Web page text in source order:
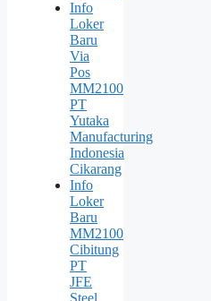
Info
Loker
Baru
Via
Pos
MM2100
PT
Yutaka
Manufacturing
Indonesia
Cikarang
Info
Loker
Baru
MM2100
Cibitung
PT
JFE